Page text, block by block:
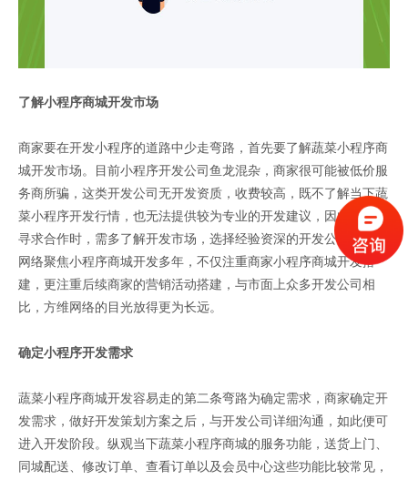
了解小程序商城开发市场
商家要在开发小程序的道路中少走弯路，首先要了解蔬菜小程序商
城开发市场。目前小程序开发公司鱼龙混杂，商家很可能被低价服
务商所骗，这类开发公司无开发资质，收费较高，既不了解当下蔬
菜小程序开发行情，也无法提供较为专业的开发建议，因此商家在
寻求合作时，需多了解开发市场，选择经验资深的开发公司。方维
网络聚焦小程序商城开发多年，不仅注重商家小程序商城开发搭
建，更注重后续商家的营销活动搭建，与市面上众多开发公司相
比，方维网络的目光放得更为长远。
确定小程序开发需求
蔬菜小程序商城开发容易走的第二条弯路为确定需求，商家确定开
发需求，做好开发策划方案之后，与开发公司详细沟通，如此便可
进入开发阶段。纵观当下蔬菜小程序商城的服务功能，送货上门、
同城配送、修改订单、查看订单以及会员中心这些功能比较常见，